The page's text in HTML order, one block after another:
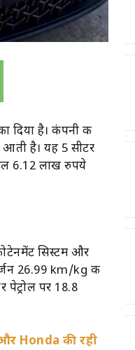
दिया है। कंपनी की
है। यह 5 सीटर
6.12 लाख रुपये
सिस्टम और
26.99 km/kg की
पेट्रोल पर 18.8
Hondaकी रही